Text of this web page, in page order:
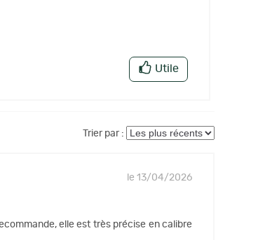
Utile
Trier par :
le 13/04/2026
elle est très précise en calibre